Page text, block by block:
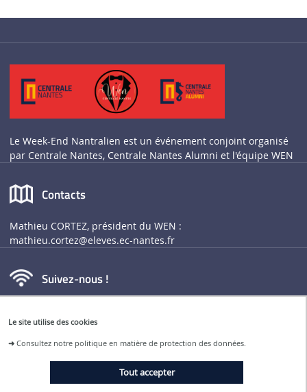
Le site utilise des cookies
➜Consultez notre politique en matière de protection des données.
Tout accepter
Le Week-End Nantralien est un événement conjoint organisé
par Centrale Nantes, Centrale Nantes Alumni et l'équipe WEN
Contacts
Mathieu CORTEZ, président du WEN :
mathieu.cortez@eleves.ec-nantes.fr
Suivez-nous !
@we_nantralien
Week-End Nantralien (WEN)